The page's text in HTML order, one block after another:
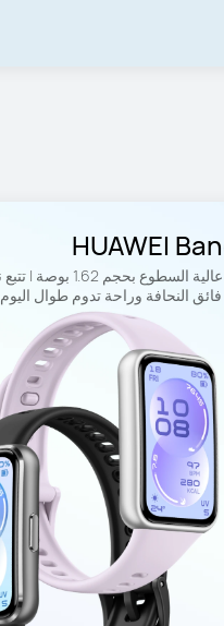
HUAWEI
النحافة وراحة تدوم طوال اليوم